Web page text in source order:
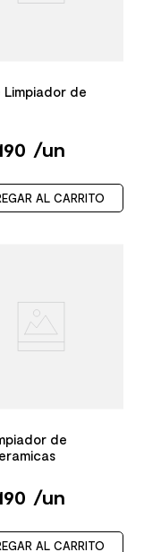
de
/un
AL CARRITO
de
/un
AL CARRITO